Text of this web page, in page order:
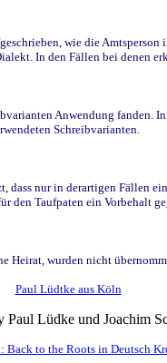
wie die Amtsperson
In den Fällen bei denen
Anwendung fanden.
Schreibvarianten.
nur in derartigen Fällen
Taufpaten ein Vorbehalt
Heirat, wurden nicht
Paul Lüdtke aus Köln
Paul Lüdke und Joachim
Back to the Roots in Deutsch